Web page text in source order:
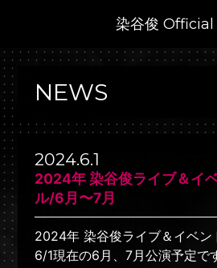
染谷俊 Official
NEWS
2024.6.1
2024年 染谷俊ライブ＆イ
ル/6月〜7月
2024年 染谷俊ライブ＆イベン
6/1現在の6月、7月公演予定で